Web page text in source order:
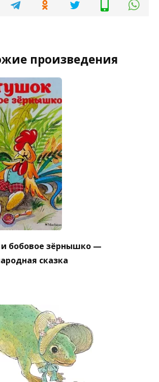
произведения
бобовое зёрнышко —
сказка